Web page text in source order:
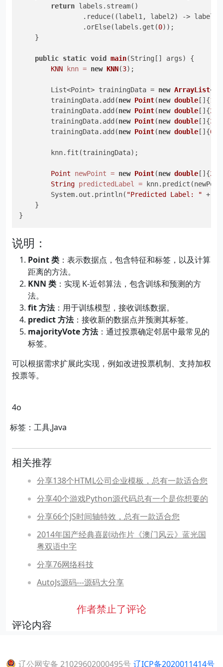
return labels.stream()
.reduce((label1, label2) ->
.orElse(labels.get(0));
}
public static void main(String[] args)
{
KNN
knn = new KNN(3);
List<Point> trainingData = new ArrayList
trainingData.add(new Point(new double []{1.0
trainingData.add(new Point(new double []{2.0
trainingData.add(new Point(new double []{3.0
trainingData.add(new Point(new double []{6.0
knn.fit(trainingData);
Point newPoint = new Point(new double []{2.5
String predictedLabel =
System.out.println( "Predicted Label: " +
}
说明：
Point 类 ：表示数据点，包含特征和标签，以及计算
距离的方法。
KNN 类 ：实现 K-近邻算法，包含训练和预测的方
法。
fit 方法：用于训练模型，接收训练数据。
predict 方法：接收新的数据点并预测其标签。
majorityVote 方法：通过投票确定邻居中最常见的
标签。
可以根据需求扩展此实现，例如改进投票机制、支持加权
投票等。
4o
标签：工具,Java
相关推荐
分享138个HTML公司企业模板，总有一款适合您
分享40个游戏Python源代码总有一个是你想要的
分享66个JS时间轴特效，总有一款适合您
2014年国产经典喜剧动作片《澳门风云》蓝光国
粤双语中字
分享76网络科技
AutoJs源码---源码大分享
作者禁止了评论
评论内容
辽公网安备 21029602000495号 辽ICP备2020011414号